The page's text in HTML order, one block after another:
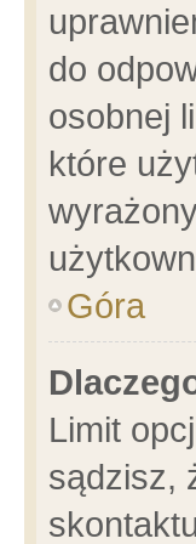
do
osobnej
które
Góra
Limit
sądzisz,